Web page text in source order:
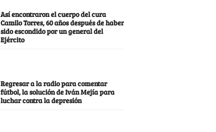
Así encontraron el cuerpo del cura
Camilo Torres, 60 años después de haber
sido escondido por un general del
Ejército
Regresar a la radio para comentar
fútbol, la solución de Iván Mejía para
luchar contra la depresión